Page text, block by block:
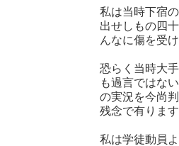
私は当時下宿
出せしもの四
んなに傷を受
恐らく当時大
も過言ではな
の実況を今尚
残念で有りま
私は学徒動員